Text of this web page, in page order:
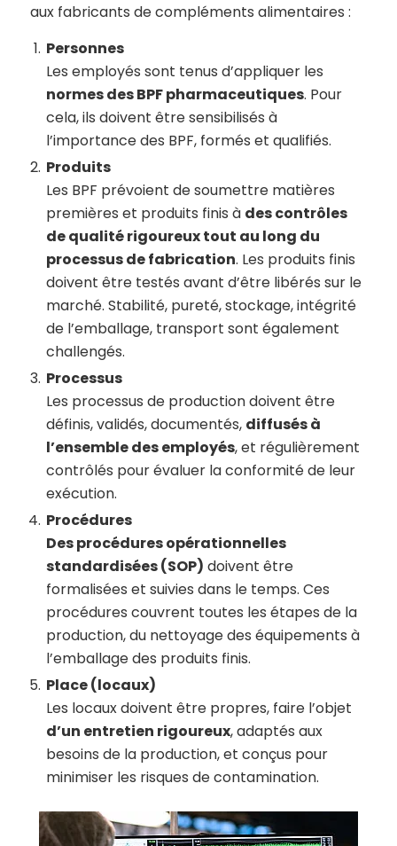
aux fabricants de compléments alimentaires :
Personnes
Les employés sont tenus d’appliquer les
normes des BPF pharmaceutiques. Pour
cela, ils doivent être sensibilisés à
l’importance des BPF, formés et qualifiés.
Produits
Les BPF prévoient de soumettre matières
premières et produits finis à des contrôles
de qualité rigoureux tout au long du
processus de fabrication. Les produits finis
doivent être testés avant d’être libérés sur le
marché. Stabilité, pureté, stockage, intégrité
de l’emballage, transport sont également
challengés.
Processus
Les processus de production doivent être
définis, validés, documentés, diffusés à
l’ensemble des employés, et régulièrement
contrôlés pour évaluer la conformité de leur
exécution.
Procédures
Des procédures opérationnelles
standardisées (SOP) doivent être
formalisées et suivies dans le temps. Ces
procédures couvrent toutes les étapes de la
production, du nettoyage des équipements à
l’emballage des produits finis.
Place (locaux)
Les locaux doivent être propres, faire l’objet
d’un entretien rigoureux, adaptés aux
besoins de la production, et conçus pour
minimiser les risques de contamination.